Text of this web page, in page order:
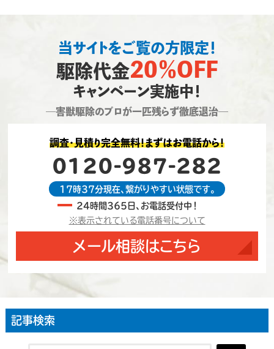
当サイトをご覧の方限定！
駆除代金20％OFF
キャンペーン実施中！
―害獣駆除のプロが一匹残らず徹底退治―
調査・見積り完全無料！まずはお電話から！
0120-987-282
17時37分現在、繋がりやすい状態です。
24時間365日、お電話受付中！
※表示されている電話番号について
メール相談はこちら
記事検索